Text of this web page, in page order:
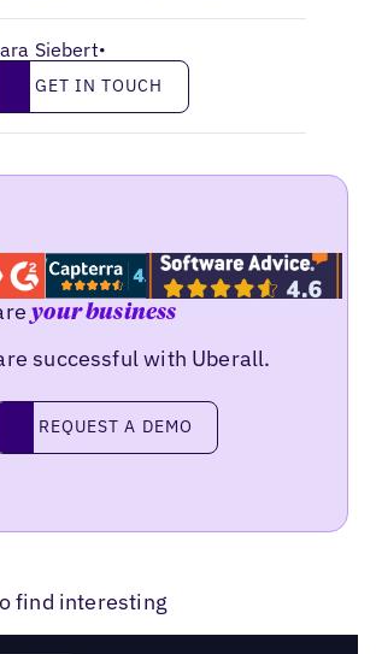
Siebert•
in touch
GET IN TOUCH
your business
successful with Uberall.
a demo
REQUEST A DEMO
find interesting